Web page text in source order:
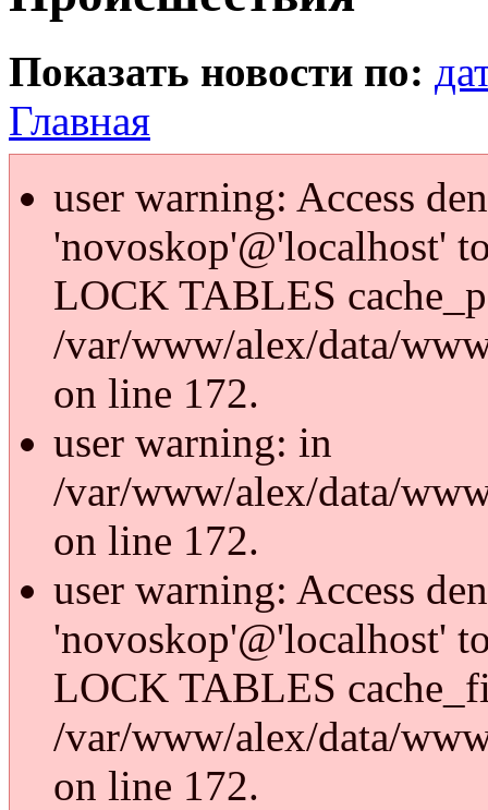
Показать новости по:
Главная
user warning: Access
'novoskop'@'localhost'
LOCK TABLES
/var/www/alex/data/
on line 172.
user warning: in
/var/www/alex/data/
on line 172.
user warning: Access
'novoskop'@'localhost'
LOCK TABLES
/var/www/alex/data/
on line 172.